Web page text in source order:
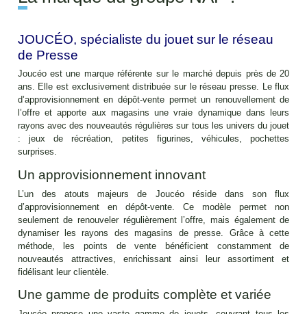
JOUCÉO, spécialiste du jouet sur le réseau
de Presse
Joucéo est une marque référente sur le marché depuis près de 20
ans. Elle est exclusivement distribuée sur le réseau presse. Le flux
d’approvisionnement en dépôt-vente permet un renouvellement de
l’offre et apporte aux magasins une vraie dynamique dans leurs
rayons avec des nouveautés régulières sur tous les univers du jouet
: jeux de récréation, petites figurines, véhicules, pochettes
surprises.
Un approvisionnement innovant
L’un des atouts majeurs de Joucéo réside dans son flux
d’approvisionnement en dépôt-vente. Ce modèle permet non
seulement de renouveler régulièrement l’offre, mais également de
dynamiser les rayons des magasins de presse. Grâce à cette
méthode, les points de vente bénéficient constamment de
nouveautés attractives, enrichissant ainsi leur assortiment et
fidélisant leur clientèle.
Une gamme de produits complète et variée